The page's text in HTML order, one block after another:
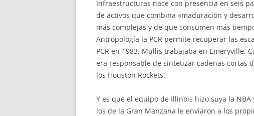
Infraestructuras nace con presencia en seis
de activos que combina «maduración y
más complejas y de que consumen más
Antropología la PCR permite recuperar las
PCR en 1983, Mullis trabajaba en Emeryville,
era responsable de sintetizar cadenas cortas
los Houston Rockets.
Y es que el equipo de Illinois hizo suya la
los de la Gran Manzana le enviaron a los